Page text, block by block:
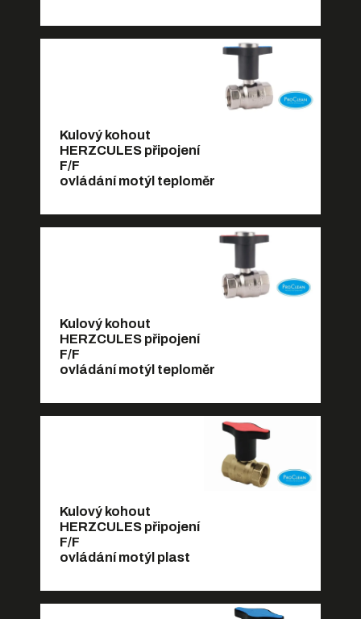
Kulový kohout
HERZCULES připojení
F/F
ovládání motýl teploměr
Kulový kohout
HERZCULES připojení
F/F
ovládání motýl teploměr
Kulový kohout
HERZCULES připojení
F/F
ovládání motýl plast